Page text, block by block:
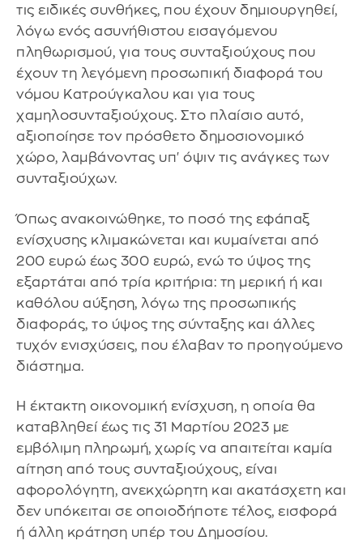
τις ειδικές συνθήκες, που έχουν δημιουργηθεί,
λόγω ενός ασυνήθιστου εισαγόμενου
πληθωρισμού, για τους συνταξιούχους που
έχουν τη λεγόμενη προσωπική διαφορά του
νόμου Κατρούγκαλου και για τους
χαμηλοσυνταξιούχους. Στο πλαίσιο αυτό,
αξιοποίησε τον πρόσθετο δημοσιονομικό
χώρο, λαμβάνοντας υπ' όψιν τις ανάγκες των
συνταξιούχων.
Όπως ανακοινώθηκε, το ποσό της εφάπαξ
ενίσχυσης κλιμακώνεται και κυμαίνεται από
200 ευρώ έως 300 ευρώ, ενώ το ύψος της
εξαρτάται από τρία κριτήρια: τη μερική ή και
καθόλου αύξηση, λόγω της προσωπικής
διαφοράς, το ύψος της σύνταξης και άλλες
τυχόν ενισχύσεις, που έλαβαν το προηγούμενο
διάστημα.
Η έκτακτη οικονομική ενίσχυση, η οποία θα
καταβληθεί έως τις 31 Μαρτίου 2023 με
εμβόλιμη πληρωμή, χωρίς να απαιτείται καμία
αίτηση από τους συνταξιούχους, είναι
αφορολόγητη, ανεκχώρητη και ακατάσχετη και
δεν υπόκειται σε οποιοδήποτε τέλος, εισφορά
ή άλλη κράτηση υπέρ του Δημοσίου.